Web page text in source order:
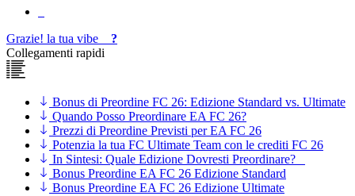
Grazie! la tua vibe
?
Collegamenti rapidi
Bonus di Preordine FC 26: Edizione Standard vs. Ultimate
Quando Posso Preordinare EA FC 26?
Prezzi di Preordine Previsti per EA FC 26
Potenzia la tua FC Ultimate Team con le crediti FC 26
In Sintesi: Quale Edizione Dovresti Preordinare?
Bonus Preordine EA FC 26 Edizione Standard
Bonus Preordine EA FC 26 Edizione Ultimate